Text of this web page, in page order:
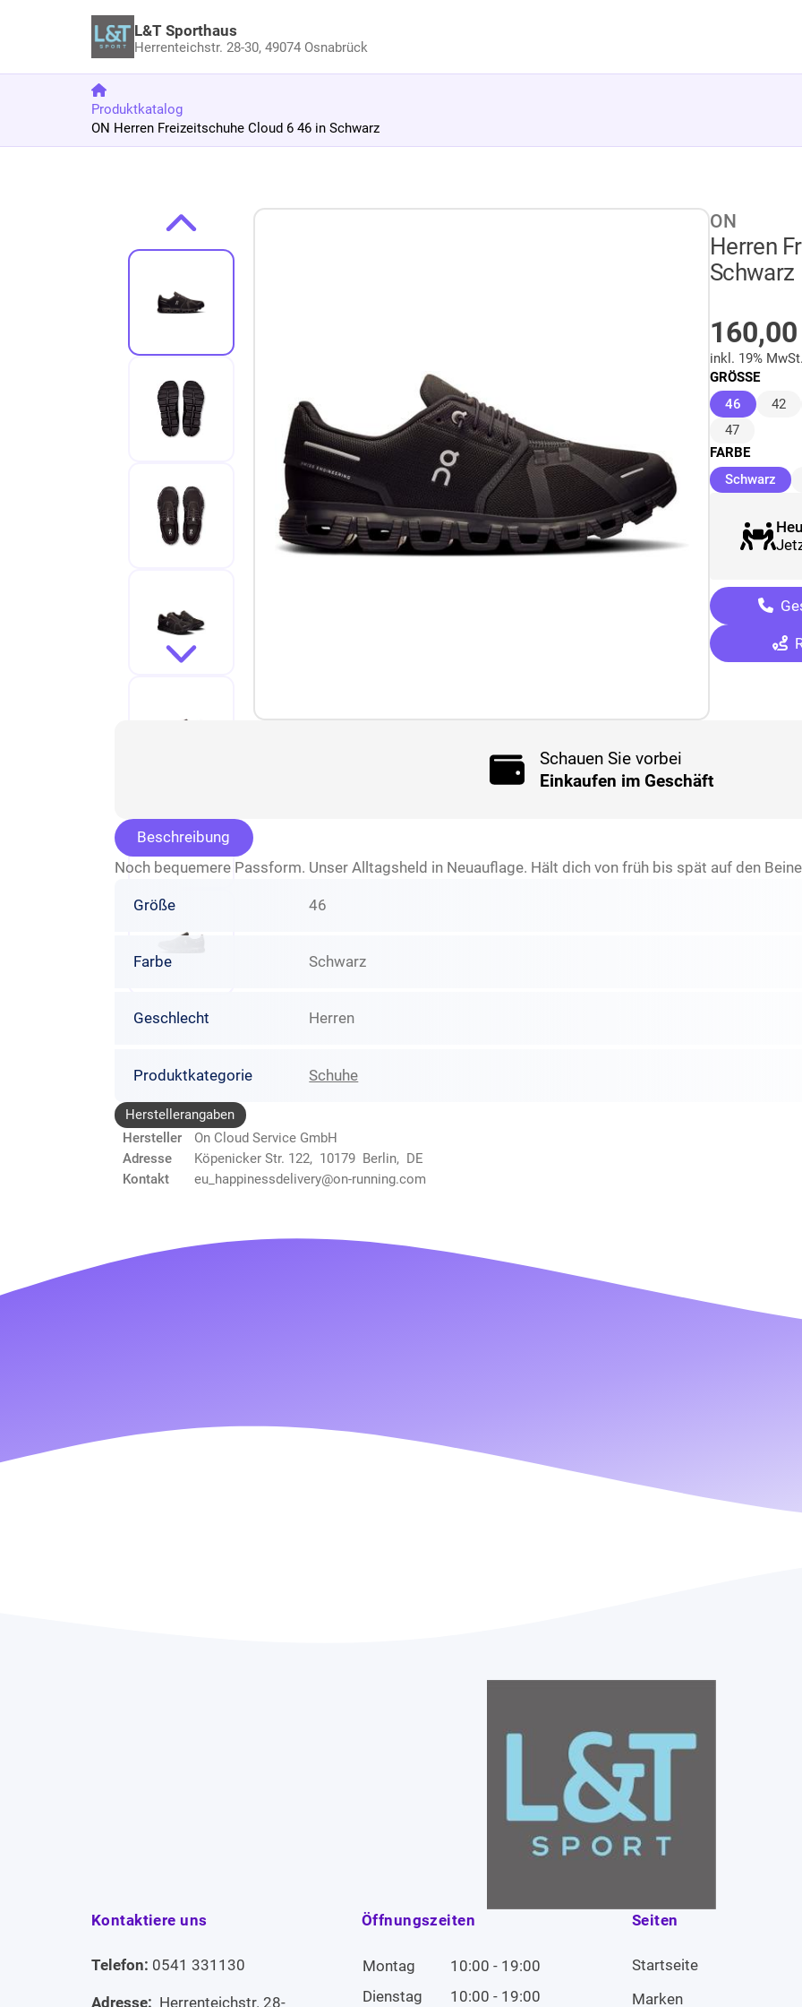
L&T Sporthaus
Herrenteichstr. 28-30,49074 Osnabrück
Produktkatalog
ON Herren Freizeitschuhe Cloud 6 46 in Schwarz
Zur Produktbeschreibung springen ON
Herren
Schwarz
inkl. 19%
GRÖSSE
46
42
47
FARBE
Schwarz
Schauen Sie vorbei
Einkaufen im Geschäft
Beschreibung
Noch bequemere Passform. Unser Alltagsheld in Neuauflage. Hält dich von früh bis spät auf den
Größe 46
Farbe Schwarz
Geschlecht Herren
Produktkategorie Schuhe
Herstellerangaben
Hersteller
On Cloud Service GmbH
Adresse
Köpenicker Str. 122, 10179 Berlin, DE
Kontakt
eu_happinessdelivery@on-running.com
Kontaktiere uns
Telefon: 0541 331130
Adresse: Herrenteichstr. 28-
Öffnungszeiten
Montag
10:00 - 19:00
Dienstag
10:00 - 19:00
Seiten
Startseite
Marken